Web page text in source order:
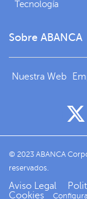
Tecnología
Sobre ABANCA
Nuestra Web
© 2023 ABANCA
reservados.
Aviso Legal
Cookies